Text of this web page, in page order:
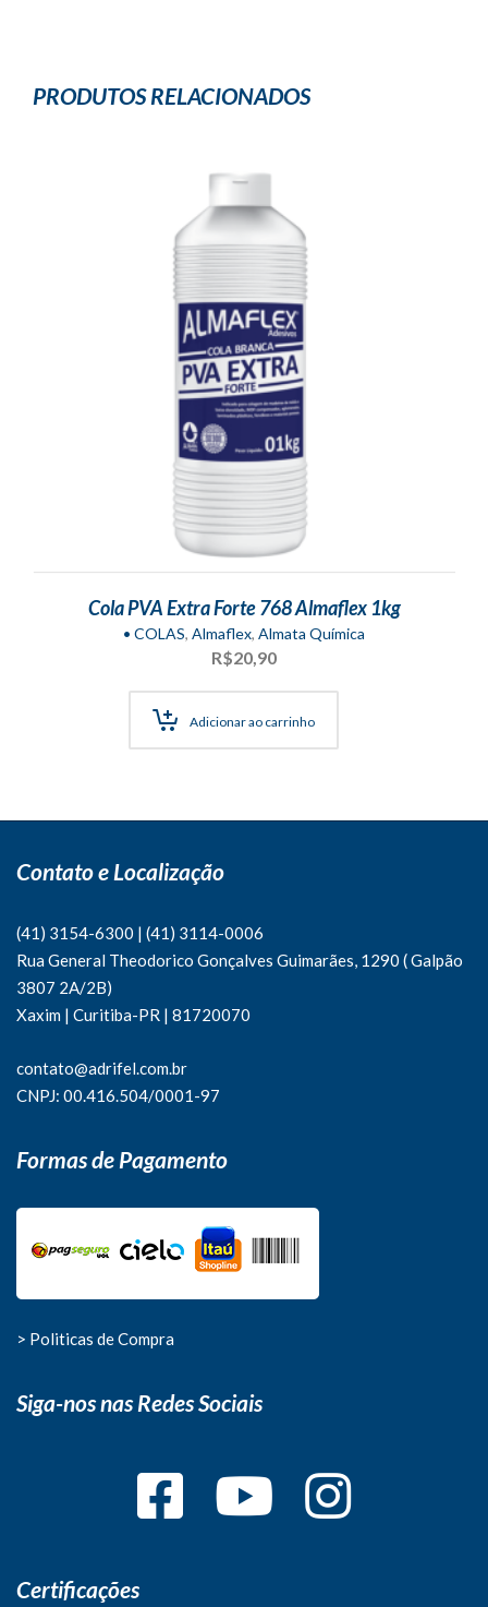
PRODUTOS RELACIONADOS
Cola PVA Extra Forte 768 Almaflex 1kg
• COLAS, Almaflex, Almata Química
R$20,90
Adicionar ao carrinho
Contato e Localização
(41) 3154-6300 | (41) 3114-0006
Rua General Theodorico Gonçalves Guimarães, 1290 ( Galpão
3807 2A/2B)
Xaxim | Curitiba-PR | 81720070
contato@adrifel.com.br
CNPJ: 00.416.504/0001-97
Formas de Pagamento
> Politicas de Compra
Siga-nos nas Redes Sociais
Certificações